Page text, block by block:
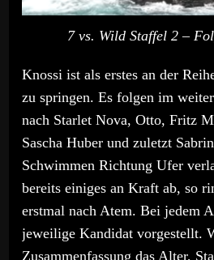
7 vs. Wild Staffel 2 –
Knossi ist als erstes an der
zu springen. Es folgen im
nach Starlet Nova, Otto, Fritz
Sascha Huber und zuletzt
Schwimmen Richtung Ufer
bereits einiges an Kraft ab, so
erstmal nach Atem. Bei jedem
jeweilige Kandidat vorgestellt.
Zusammenfassung das Alter,